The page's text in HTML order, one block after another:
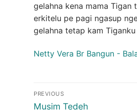
gelahna kena mama Tigan
erkitelu pe pagi ngasup
gelahna tetap kam
Netty Vera Br Bangun -
Post
PREVIOUS
Previous
Musim Tedeh